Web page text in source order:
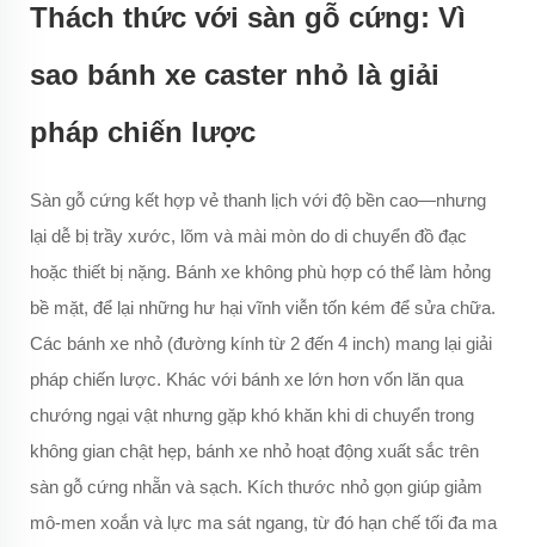
Thách thức với sàn gỗ cứng: Vì
sao bánh xe caster nhỏ là giải
pháp chiến lược
Sàn gỗ cứng kết hợp vẻ thanh lịch với độ bền cao—nhưng
lại dễ bị trầy xước, lõm và mài mòn do di chuyển đồ đạc
hoặc thiết bị nặng. Bánh xe không phù hợp có thể làm hỏng
bề mặt, để lại những hư hại vĩnh viễn tốn kém để sửa chữa.
Các bánh xe nhỏ (đường kính từ 2 đến 4 inch) mang lại giải
pháp chiến lược. Khác với bánh xe lớn hơn vốn lăn qua
chướng ngại vật nhưng gặp khó khăn khi di chuyển trong
không gian chật hẹp, bánh xe nhỏ hoạt động xuất sắc trên
sàn gỗ cứng nhẵn và sạch. Kích thước nhỏ gọn giúp giảm
mô-men xoắn và lực ma sát ngang, từ đó hạn chế tối đa ma